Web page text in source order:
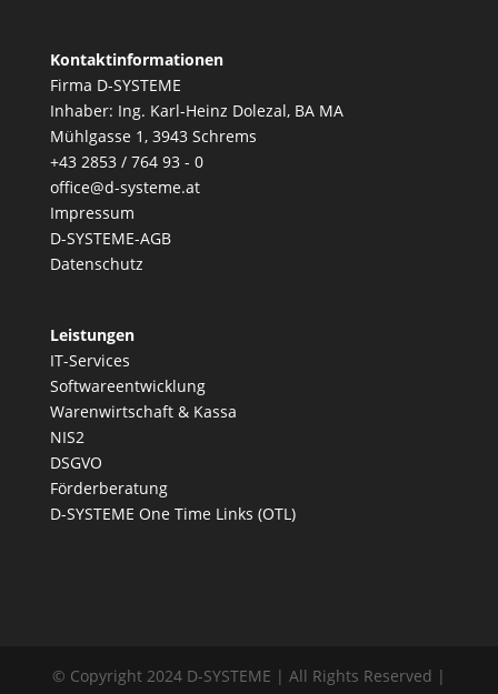
Kontaktinformationen
Firma D-SYSTEME
Inhaber: Ing. Karl-Heinz Dolezal, BA MA
Mühlgasse 1, 3943 Schrems
+43 2853 / 764 93 - 0
office@d-systeme.at
Impressum
D-SYSTEME-AGB
Datenschutz
Leistungen
IT-Services
Softwareentwicklung
Warenwirtschaft & Kassa
NIS2
DSGVO
Förderberatung
D-SYSTEME One Time Links (OTL)
© Copyright 2024 D-SYSTEME | All Rights Reserved |